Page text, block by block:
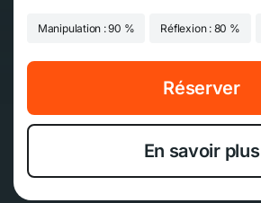
Manipulation : 90 % Réflexion : 80 %
Réserver
En savoir plus